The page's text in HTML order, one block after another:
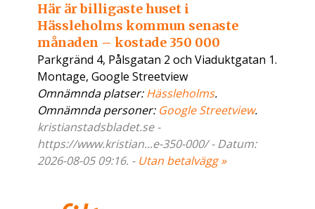
Här är billigaste huset i
Hässleholms kommun senaste
månaden – kostade 350 000
Parkgränd 4, Pålsgatan 2 och Viaduktgatan 1.
Montage, Google Streetview
Omnämnda platser:Hässleholms.
Omnämnda personer: Google Streetview.
kristianstadsbladet.se -
https://www.kristian...e-350-000/ - Datum:
2026-08-05 09:16. - Utan betalvägg »